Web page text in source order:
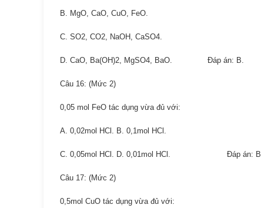
B. MgO, CaO, CuO, FeO.
C. SO2, CO2, NaOH, CaSO4.
D. CaO, Ba(OH)2, MgSO4, BaO. Đáp án: B.
Câu 16: (Mức 2)
0,05 mol FeO tác dụng vừa đủ với:
A. 0,02mol HCl. B. 0,1mol HCl.
C. 0,05mol HCl. D. 0,01mol HCl. Đáp án: B
Câu 17: (Mức 2)
0,5mol CuO tác dụng vừa đủ với: